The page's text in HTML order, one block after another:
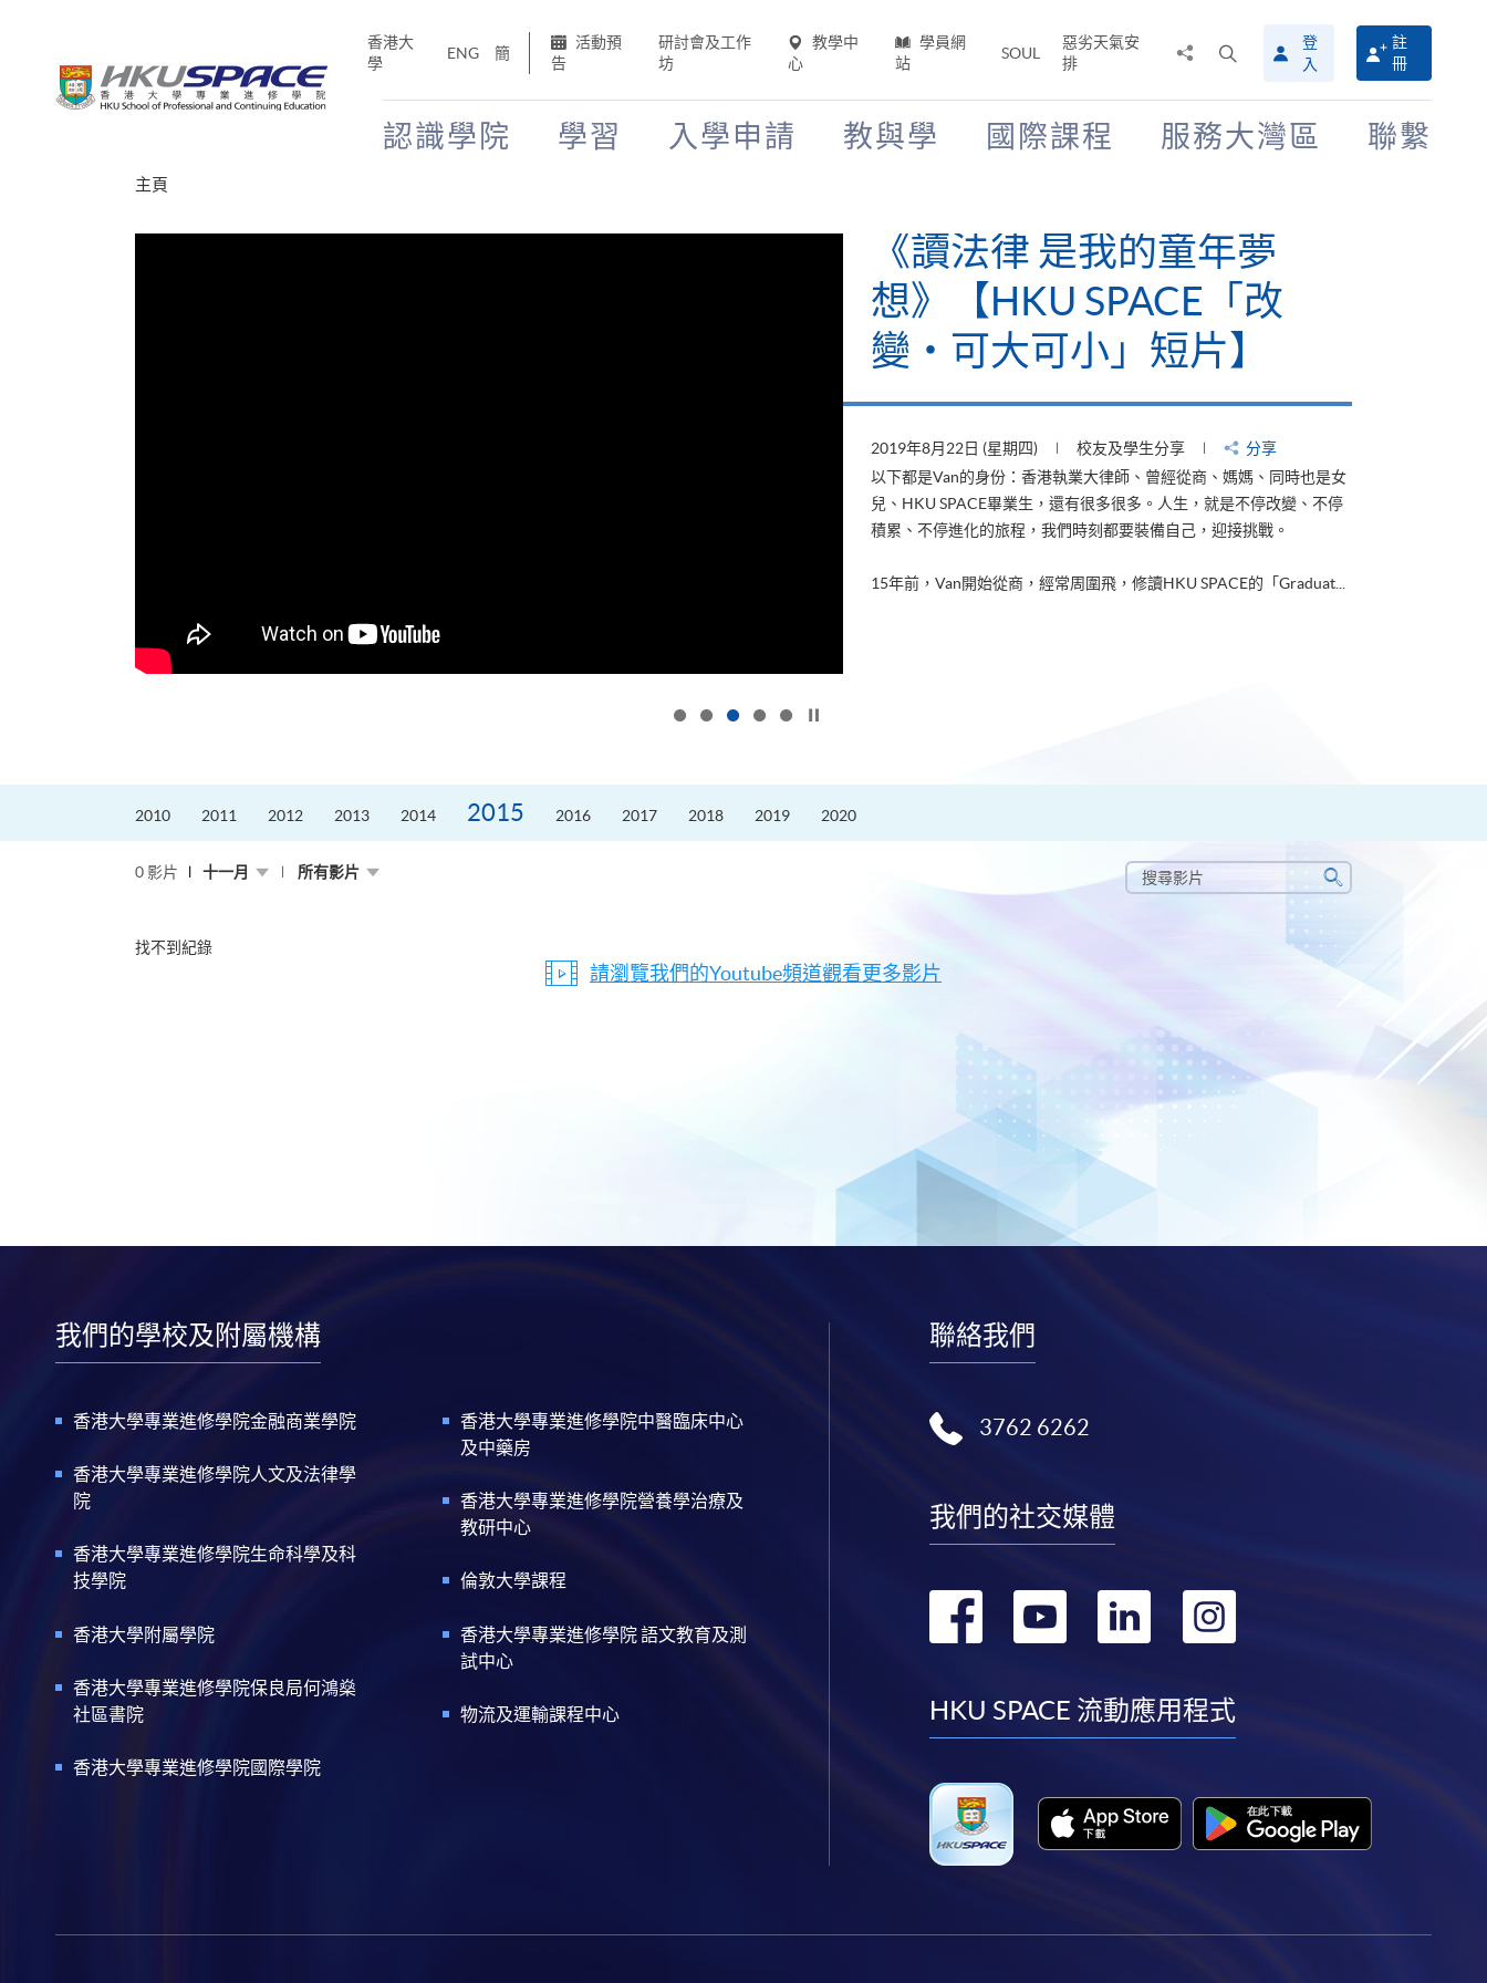
香港大
學
ENG 簡
活動預
告
研討會及工作
坊
教學中
心
學員網
站
SOUL
惡劣天氣安
排
搜
尋
介
登
入
註
冊
認識學院 學習 入學申請 教與學 國際課程 服務大灣區 聯繫
主頁
《讀法律 是我的童年夢
想》【HKU SPACE「改
變‧可大可小」短片】
2019年8月22日 (星期四) 校友及學生分享
分享
以下都是Van的身份：香港執業大律師、曾經從商、媽媽、同時也是女
兒、HKU SPACE畢業生，還有很多很多。人生，就是不停改變、不停
積累、不停進化的旅程，我們時刻都要裝備自己，迎接挑戰。
15年前，Van開始從商，經常周圍飛，修讀HKU SPACE的「Graduat...
2010 2011 2012 2013 2014 2015 2016 2017 2018 2019 2020
0 影片 十一月 所有影片
搜
尋
搜
尋
找不到紀錄
請瀏覽我們的Youtube頻道觀看更多影片
我們的學校及附屬機構
香港大學專業進修學院金融商業學院
香港大學專業進修學院人文及法律學
院
香港大學專業進修學院生命科學及科
技學院
香港大學附屬學院
香港大學專業進修學院保良局何鴻燊
社區書院
香港大學專業進修學院國際學院
香港大學專業進修學院中醫臨床中心
及中藥房
香港大學專業進修學院營養學治療及
教研中心
倫敦大學課程
香港大學專業進修學院 語文教育及測
試中心
物流及運輸課程中心
聯絡我們
3762 6262
我們的社交媒體
轉
facebook
轉
youtube
轉
linkedin
轉
instagram
HKU SPACE 流動應用程式